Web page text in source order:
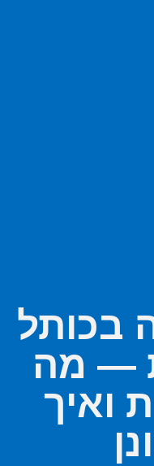
בכותל
— מה
ואיך